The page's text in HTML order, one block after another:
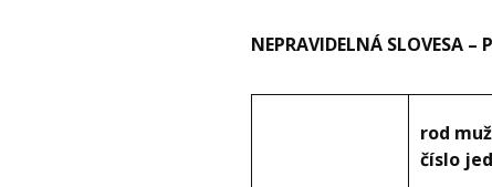
NEPRAVIDELNÁ SLOVESA
rod
číslo